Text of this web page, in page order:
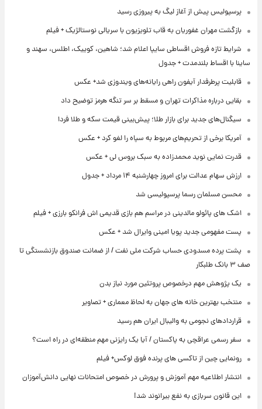
پرسپولیس پیش از آغاز لیگ به پیروزی رسید
بازگشت مهران غفوریان به قاب تلویزیون با سریالی نوستالژیک + فیلم
شرایط تازه فروش اقساطی سایپا اعلام شد؛ شاهین، کوییک، اطلس، سهند و
ساینا با اقساط بلندمدت + جدول
قابلیت پرطرفدار آیفون راهی رایانه‌های ویندوزی شد+ عکس
بقایی درباره مذاکرات تهران و مسقط بر سر تنگه هرمز توضیح داد
سیگنال‌های جدید برای بازار طلا؛ پیش‌بینی قیمت سکه و طلا فردا
آمریکا برخی از تحریم‌های مربوط به سپاه را لغو کرد + عکس
قدرت نمایی نوید محمدزاده به سبک بروس لی + عکس
ارزش سهام عدالت برای امروز چهارشنبه ۱۴ مرداد + جدول
محسن مسلمان رسما پرسپولیسی شد
اشک های پائولو مالدینی در مراسم هم بازی قدیمی اش فرانکو بارزی + فیلم
پست مفهومی جدید پویا امینی وایرال شد + عکس
پشت پرده‌ مسدودی حساب شرکت ملی نفت / از ضمانت صندوق بازنشستگی تا
صف ۳ بانک طلبکار
یک پژوهش مهم درخصوص پروتئین مورد نیاز بدن
منتخب بهترین خانه های جهان به لحاظ معماری + تصاویر
قراردادهای نجومی به والیبال ایران هم رسید
سفر رسمی عراقچی به پاکستان / آیا یک رایزنی مهم منطقه‌ای در راه است؟
رونمایی چین از تاکسی های پرنده فوق لوکس+ فیلم
انتشار اطلاعیه مهم آموزش و پرورش در خصوص امتحانات نهایی دانش‌آموزان
این قانون سربازی به نفع بیرانوند شد!